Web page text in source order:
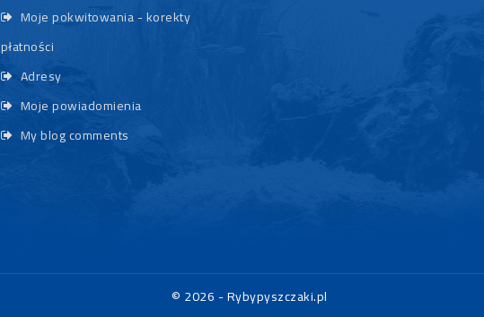
Moje pokwitowania - korekty
płatności
Adresy
Moje powiadomienia
My blog comments
© 2026 - Rybypyszczaki.pl